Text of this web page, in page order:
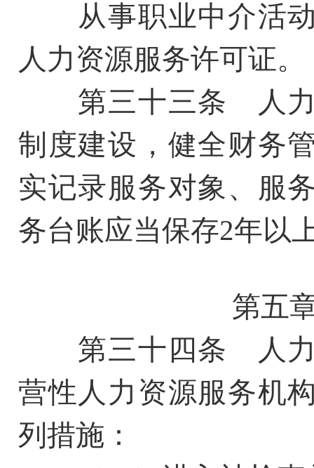
从事职业中介活动
人力资源服务许可证。
第三十三条 人力
制度建设，健全财务
实记录服务对象、服
务台账应当保存2年以
第五
第三十四条 人力
营性人力资源服务机
列措施：